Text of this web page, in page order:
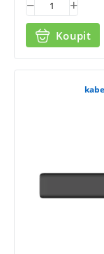
Koupit